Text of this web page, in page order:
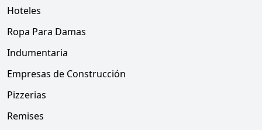
Hoteles
Ropa Para Damas
Indumentaria
Empresas de Construcción
Pizzerias
Remises